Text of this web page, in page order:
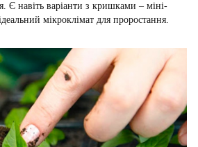
Є навіть варіанти з кришками – міні-
мікроклімат для проростання.